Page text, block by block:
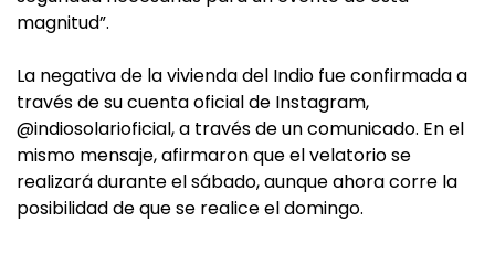
magnitud”.
La negativa de la vivienda del Indio fue confirmada a
través de su cuenta oficial de Instagram,
@indiosolarioficial, a través de un comunicado. En el
mismo mensaje, afirmaron que el velatorio se
realizará durante el sábado, aunque ahora corre la
posibilidad de que se realice el domingo.